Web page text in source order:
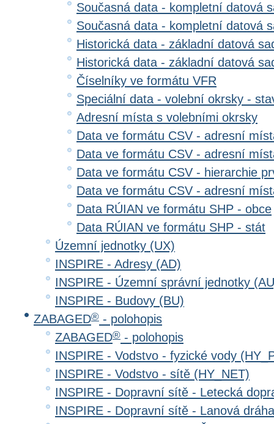
Současná data - kompletní datová
Současná data - kompletní datová
Historická data - základní datová
Historická data - základní datová
Číselníky ve formátu VFR
Speciální data - volební okrsky -
Adresní místa s volebními okrsky
Data ve formátu CSV - adresní
Data ve formátu CSV - adresní
Data ve formátu CSV - hierarchie
Data ve formátu CSV - adresní
Data RÚIAN ve formátu SHP - obce
Data RÚIAN ve formátu SHP - stát
Územní jednotky (UX)
INSPIRE - Adresy (AD)
INSPIRE - Územní správní jednotky
INSPIRE - Budovy (BU)
ZABAGED® - polohopis
ZABAGED® - polohopis
INSPIRE - Vodstvo - fyzické vody
INSPIRE - Vodstvo - sítě (HY_NET)
INSPIRE - Dopravní sítě - Letecká
INSPIRE - Dopravní sítě - Lanová